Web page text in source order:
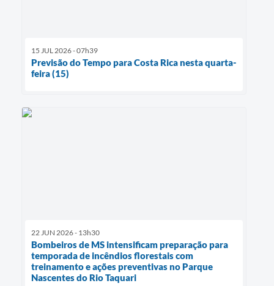
15 JUL 2026 - 07h39
Previsão do Tempo para Costa Rica nesta quarta-
feira (15)
22 JUN 2026 - 13h30
Bombeiros de MS intensificam preparação para
temporada de incêndios florestais com
treinamento e ações preventivas no Parque
Nascentes do Rio Taquari